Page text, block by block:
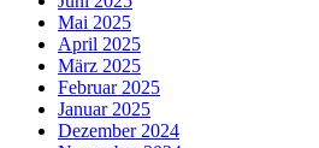
Mai 2025
April 2025
März 2025
Februar 2025
Januar 2025
Dezember 2024